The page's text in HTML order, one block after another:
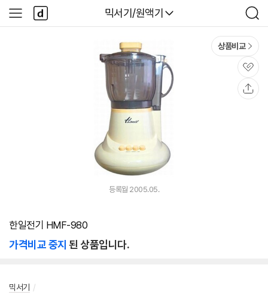
다나와
믹서기/원액기
검
색
사
이
다
나
와
상품비교
관
심
등록월 2005.05.
한일전기 HMF-980
가격비교 중지 된 상품입니다.
믹서기 /